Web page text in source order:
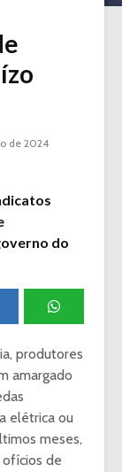
de 2024
do
produtores
amargado
elétrica ou
meses,
ofícios de